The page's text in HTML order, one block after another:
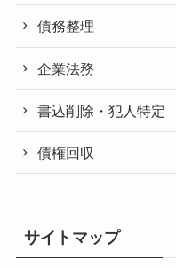
債務整理
企業法務
書込削除・犯人特定
債権回収
サイトマップ